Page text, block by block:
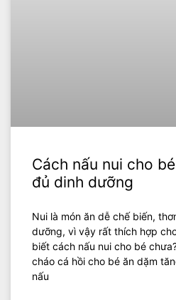
Cách nấu nui cho
đủ dinh dưỡng
Nui là món ăn dễ chế biến,
dưỡng, vì vậy rất thích hợp
biết cách nấu nui cho bé
cháo cá hồi cho bé ăn dặm
nấu